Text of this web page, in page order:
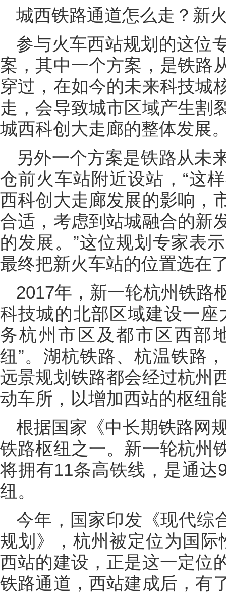
城西铁路通道怎么走？新
参与火车西站规划的这位
案，其中一个方案，是铁路
穿过，在如今的未来科技城
走，会导致城市区域产生割
城西科创大走廊的整体发展
另外一个方案是铁路从未
仓前火车站附近设站，“这
西科创大走廊发展的影响，
合适，考虑到站城融合的新
的发展。”这位规划专家表
最终把新火车站的位置选在
2017年，新一轮杭州铁路
科技城的北部区域建设一座
务杭州市区及都市区西部
纽”。湖杭铁路、杭温铁路
远景规划铁路都会经过杭州
动车所，以增加西站的枢纽
根据国家《中长期铁路网
铁路枢纽之一。新一轮杭州
将拥有11条高铁线，是通
纽。
今年，国家印发《现代综
规划》，杭州被定位为国际
西站的建设，正是这一定位
铁路通道，西站建成后，有